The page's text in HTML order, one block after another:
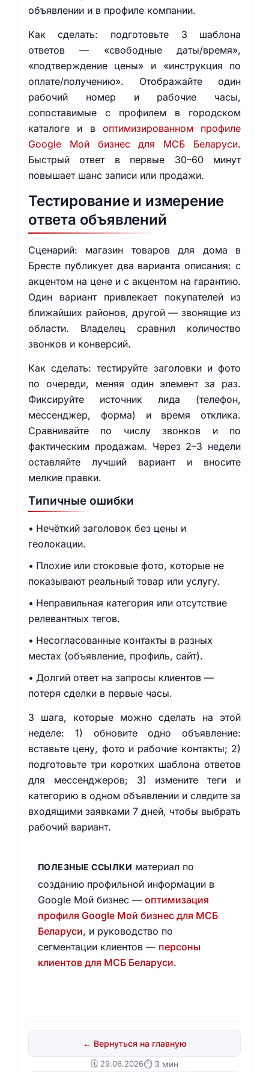
объявлении и в профиле компании.
Как сделать: подготовьте 3 шаблона
ответов — «свободные даты/время»,
«подтверждение цены» и «инструкция по
оплате/получению». Отображайте один
рабочий номер и рабочие часы,
сопоставимые с профилем в городском
каталоге и в оптимизированном профиле
Google Мой бизнес для МСБ Беларуси.
Быстрый ответ в первые 30–60 минут
повышает шанс записи или продажи.
Тестирование и измерение
ответа объявлений
Сценарий: магазин товаров для дома в
Бресте публикует два варианта описания: с
акцентом на цене и с акцентом на гарантию.
Один вариант привлекает покупателей из
ближайших районов, другой — звонящие из
области. Владелец сравнил количество
звонков и конверсий.
Как сделать: тестируйте заголовки и фото
по очереди, меняя один элемент за раз.
Фиксируйте источник лида (телефон,
мессенджер, форма) и время отклика.
Сравнивайте по числу звонков и по
фактическим продажам. Через 2–3 недели
оставляйте лучший вариант и вносите
мелкие правки.
Типичные ошибки
Нечёткий заголовок без цены и
геолокации.
Плохие или стоковые фото, которые не
показывают реальный товар или услугу.
Неправильная категория или отсутствие
релевантных тегов.
Несогласованные контакты в разных
местах (объявление, профиль, сайт).
Долгий ответ на запросы клиентов —
потеря сделки в первые часы.
3 шага, которые можно сделать на этой
неделе: 1) обновите одно объявление:
вставьте цену, фото и рабочие контакты; 2)
подготовьте три коротких шаблона ответов
для мессенджеров; 3) измените теги и
категорию в одном объявлении и следите за
входящими заявками 7 дней, чтобы выбрать
рабочий вариант.
ПОЛЕЗНЫЕ ССЫЛКИ материал по
созданию профильной информации в
Google Мой бизнес — оптимизация
профиля Google Мой бизнес для МСБ
Беларуси, и руководство по
сегментации клиентов — персоны
клиентов для МСБ Беларуси.
← Вернуться на главную
🗓️ 29.06.2026⏱ 3 мин